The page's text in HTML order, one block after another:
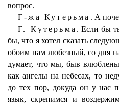
вопрос.
Г-жа Кутерьма. А
Г. Кутерьма. Если бы
бы, что я хотел сказать
обоим нам любезный, со дня
думает, что мы, быв
как ангелы на небесах, то
до тех пор, докуда он у нас
язык, скрепимся и